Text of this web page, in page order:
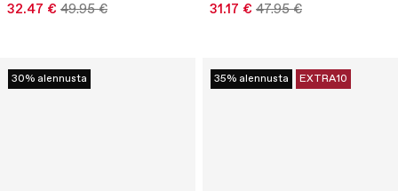
32.47 € 49.95 € 31.17 € 47.95 €
30% alennusta 35% alennusta EXTRA10